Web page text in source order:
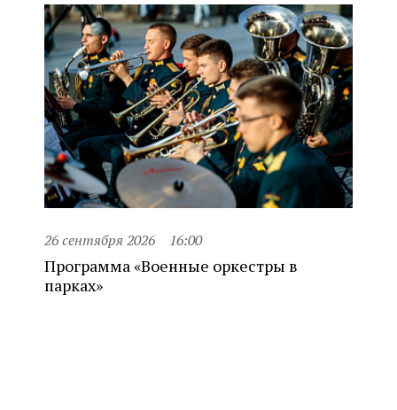
26 сентября 2026 16:00
Программа «Военные оркестры в
парках»